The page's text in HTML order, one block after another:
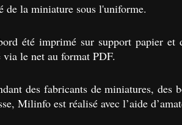
de la miniature sous l'uniforme.
été imprimé sur support papier et
via le net au format PDF.
des fabricants de miniatures, des
Milinfo est réalisé avec l’aide